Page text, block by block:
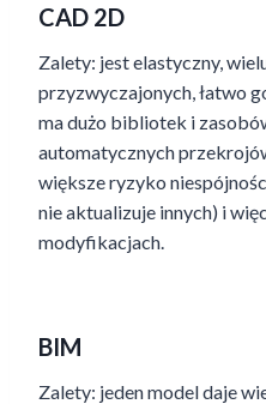
CAD 2D
Zalety: jest elastyczny,
przyzwyczajonych, łatwo
ma dużo bibliotek i
automatycznych
większe ryzyko
nie aktualizuje innych) i
modyfikacjach.
BIM
Zalety: jeden model daje